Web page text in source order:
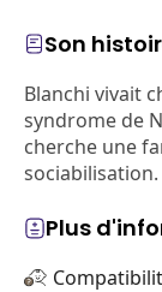
Son
Blanchi vivait
syndrome de
cherche une
sociabilisation.
Plus